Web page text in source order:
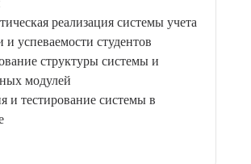
реализация системы учета
и успеваемости студентов
структуры системы и
модулей
и тестирование системы в